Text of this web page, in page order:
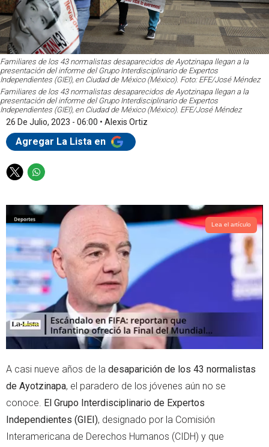
Familiares de los 43 normalistas desaparecidos de Ayotzinapa llegan a la
presentación del informe del Grupo Interdisciplinario de Expertos
Independientes (GIEI), en Ciudad de México (México). Foto: EFE/José Méndez
Familiares de los 43 normalistas desaparecidos de Ayotzinapa llegan a la
presentación del informe del Grupo Interdisciplinario de Expertos
Independientes (GIEI), en Ciudad de México (México). EFE/José Méndez
26 De Julio, 2023 - 06:00 • Alexis Ortiz
Agregar La Lista en
T
i
t
t
e
r
W
a
t
s
a
p
Lea el artículo
A casi nueve años de la desaparición de los 43 normalistas
de Ayotzinapa, el paradero de los jóvenes aún no se
conoce. El Grupo Interdisciplinario de Expertos
Independientes (GIEI), designado por la Comisión
Interamericana de Derechos Humanos (CIDH) y que